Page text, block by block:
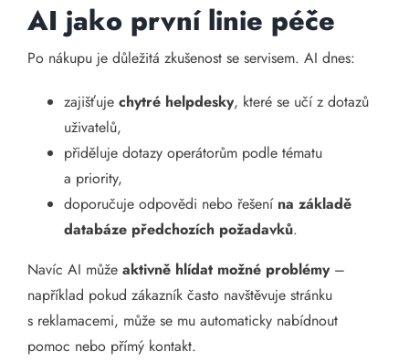
AI jako první linie péče
Po nákupu je důležitá zkušenost se servisem. AI dnes:
zajišťuje chytré helpdesky, které se učí z dotazů
uživatelů,
přiděluje dotazy operátorům podle tématu
a priority,
doporučuje odpovědi nebo řešení na základě
databáze předchozích požadavků.
Navíc AI může aktivně hlídat možné problémy–
například pokud zákazník často navštěvuje stránku
s reklamacemi, může se mu automaticky nabídnout
pomoc nebo přímý kontakt.